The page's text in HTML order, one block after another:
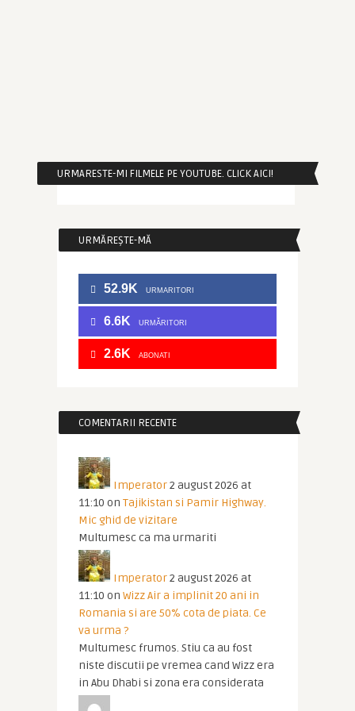
URMARESTE-MI FILMELE PE YOUTUBE. CLICK AICI!
URMĂREȘTE-MĂ
52.9K URMARITORI
6.6K URMĂRITORI
2.6K ABONATI
COMENTARII RECENTE
Imperator2 august 2026 at
11:10 on Tajikistan si Pamir Highway.
Mic ghid de vizitare
Multumesc ca ma urmariti
Imperator2 august 2026 at
11:10 on Wizz Air a implinit 20 ani in
Romania si are 50% cota de piata. Ce
va urma ?
Multumesc frumos. Stiu ca au fost
niste discutii pe vremea cand Wizz era
in Abu Dhabi si zona era considerata